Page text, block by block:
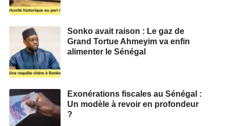
Sonko avait raison : Le gaz de
Grand Tortue Ahmeyim va enfin
alimenter le Sénégal
Exonérations fiscales au Sénégal :
Un modèle à revoir en profondeur
?